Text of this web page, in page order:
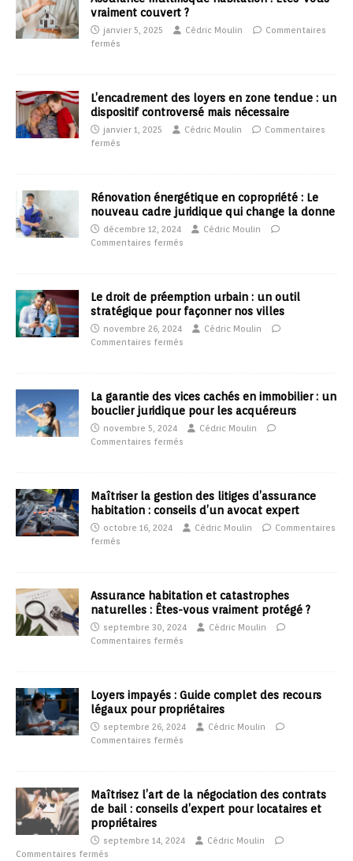
vraiment couvert ?
janvier 5, 2025 Cédric Moulin
Commentaires
fermés
L’encadrement des loyers en zone tendue : un
dispositif controversé mais nécessaire
janvier 1, 2025 Cédric Moulin
Commentaires
fermés
Rénovation énergétique en copropriété : Le
nouveau cadre juridique qui change la donne
décembre 12, 2024
Cédric Moulin
Commentaires fermés
Le droit de préemption urbain : un outil
stratégique pour façonner nos villes
novembre 26, 2024
Cédric Moulin
Commentaires fermés
La garantie des vices cachés en immobilier : un
bouclier juridique pour les acquéreurs
novembre 5, 2024
Cédric Moulin
Commentaires fermés
Maîtriser la gestion des litiges d’assurance
habitation : conseils d’un avocat expert
octobre 16, 2024 Cédric Moulin
Commentaires
fermés
Assurance habitation et catastrophes
naturelles : Êtes-vous vraiment protégé ?
septembre 30, 2024
Cédric Moulin
Commentaires fermés
Loyers impayés : Guide complet des recours
légaux pour propriétaires
septembre 26, 2024
Cédric Moulin
Commentaires fermés
Maîtrisez l’art de la négociation des contrats
de bail : conseils d’expert pour locataires et
propriétaires
septembre 14, 2024
Cédric Moulin
Commentaires fermés